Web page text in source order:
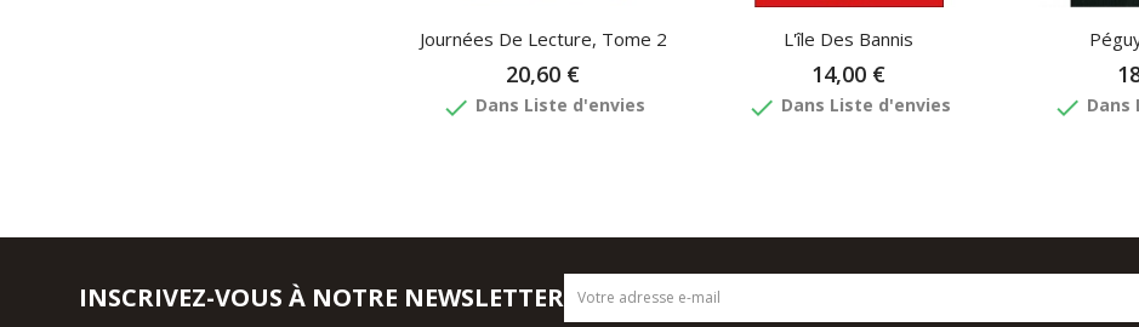
Journées De Lecture, Tome 2
20,60 €
done Dans Liste d'envies
L'île Des Bannis
14,00 €
done Dans Liste d'envies
done Dans
INSCRIVEZ-VOUS À NOTRE NEWSLETTER